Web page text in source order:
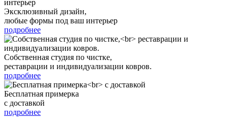
Эксклюзивный дизайн,
любые формы под ваш интерьер
подробнее
Собственная студия по чистке,
реставрации и индивидуализации ковров.
подробнее
Бесплатная примерка
с доставкой
подробнее